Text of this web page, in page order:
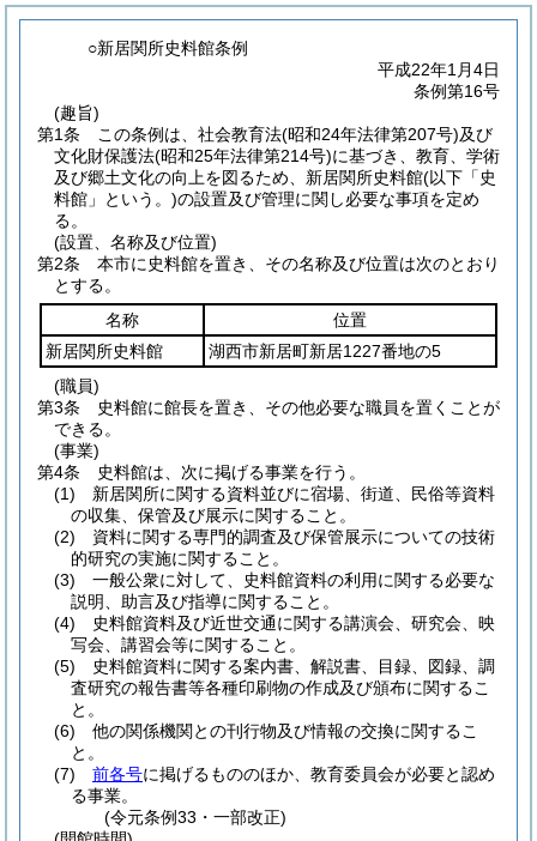
○新居関所史料館条例
平成22年1月4日
条例第16号
(趣旨)
第1条
この条例は、社会教育法(昭和24年法律第207号)及び
文化財保護法(昭和25年法律第214号)に基づき、教育、学術
及び郷土文化の向上を図るため、新居関所史料館(以下「史
料館」という。)の設置及び管理に関し必要な事項を定め
る。
(設置、名称及び位置)
第2条
本市に史料館を置き、その名称及び位置は次のとおり
とする。
名称
位置
新居関所史料館
湖西市新居町新居1227番地の5
(職員)
第3条
史料館に館長を置き、その他必要な職員を置くことが
できる。
(事業)
第4条
史料館は、次に掲げる事業を行う。
(1)
新居関所に関する資料並びに宿場、街道、民俗等資料
の収集、保管及び展示に関すること。
(2)
資料に関する専門的調査及び保管展示についての技術
的研究の実施に関すること。
(3)
一般公衆に対して、史料館資料の利用に関する必要な
説明、助言及び指導に関すること。
(4)
史料館資料及び近世交通に関する講演会、研究会、映
写会、講習会等に関すること。
(5)
史料館資料に関する案内書、解説書、目録、図録、調
査研究の報告書等各種印刷物の作成及び頒布に関するこ
と。
(6)
他の関係機関との刊行物及び情報の交換に関するこ
と。
(7)
前各号に掲げるもののほか、教育委員会が必要と認め
る事業。
(令元条例33・一部改正)